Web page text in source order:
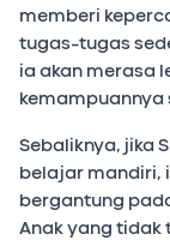
memberi
tugas-tugas
ia akan merasa
kemampuannya
Sebaliknya, jika
belajar mandiri,
bergantung
Anak yang